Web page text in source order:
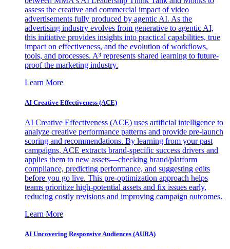
assess the creative and commercial impact of video
advertisements fully produced by agentic AI. As the
advertising industry evolves from generative to agentic AI,
this initiative provides insights into practical capabilities, true
impact on effectiveness, and the evolution of workflows,
tools, and processes. A³ represents shared learning to future-
proof the marketing industry.
Learn More
AI Creative Effectiveness (ACE)
AI Creative Effectiveness (ACE) uses artificial intelligence to
analyze creative performance patterns and provide pre-launch
scoring and recommendations. By learning from your past
campaigns, ACE extracts brand-specific success drivers and
applies them to new assets—checking brand/platform
compliance, predicting performance, and suggesting edits
before you go live. This pre-optimization approach helps
teams prioritize high-potential assets and fix issues early,
reducing costly revisions and improving campaign outcomes.
Learn More
AI Uncovering Responsive Audiences (AURA)